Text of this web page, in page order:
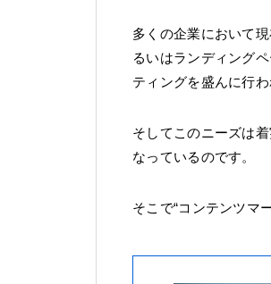
多くの企業において
るいはランディング
ティングを盛んに行わ
そしてこのニーズは
なっているのです。
そこで“コンテンツマ